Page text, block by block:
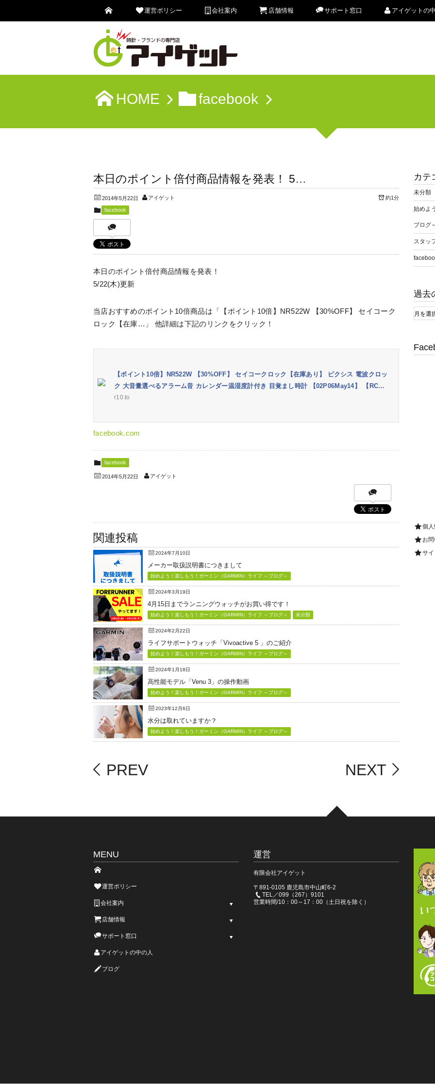
運営ポリシー 会社案内 店舗情報 サポート窓口 アイゲットの
HOME facebook
本日のポイント倍付商品情報を発表！ 5…
2014年5月22日 アイゲット 約1分
facebook
本日のポイント倍付商品情報を発表！
5/22(木)更新
当店おすすめのポイント10倍商品は「【ポイント10倍】NR522W 【30%OFF】 セイコーク
ロック【在庫…」 他詳細は下記のリンクをクリック！
【ポイント10倍】NR522W 【30%OFF】 セイコークロック【在庫あり】 ピクシス 電波クロッ
ク 大音量選べるアラーム音 カレンダー温湿度計付き 目覚まし時計 【02P06May14】 【RC…
r10.to
facebook.com
facebook
2014年5月22日 アイゲット
関連投稿
2024年7月10日
メーカー取扱説明書につきまして
始めよう！楽しもう！ガーミン（GARMIN）ライフ ～ブログ～
2024年3月19日
4月15日までランニングウォッチがお買い得です！
始めよう！楽しもう！ガーミン（GARMIN）ライフ ～ブログ～ 未分類
2024年2月22日
ライフサポートウォッチ「Vivoactive 5 」のご紹介
始めよう！楽しもう！ガーミン（GARMIN）ライフ ～ブログ～
2024年1月18日
高性能モデル「Venu 3」の操作動画
始めよう！楽しもう！ガーミン（GARMIN）ライフ ～ブログ～
2023年12月6日
水分は取れていますか？
始めよう！楽しもう！ガーミン（GARMIN）ライフ ～ブログ～
PREV NEXT
カテ
未分類
始めよ
ブログ
スタッ
過去
個
お
サ
MENU
運営ポリシー
会社案内
店舗情報
サポート窓口
アイゲットの中の人
ブログ
運営
有限会社アイゲット
〒891-0105 鹿児島市中山町6-2
TEL／099（267）9101
営業時間/10：00～17：00（土日祝を除く）